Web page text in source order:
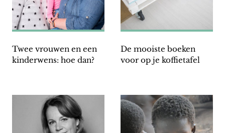
Twee vrouwen en een
kinderwens: hoe dan?
De mooiste boeken
voor op je koffietafel